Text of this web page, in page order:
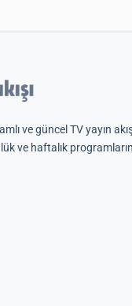
ve güncel TV yayın
ve haftalık